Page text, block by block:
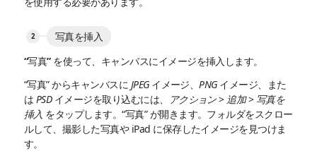
写真を挿入
“写真” を使って、キャンバスにイメージを挿入します。
“写真” からキャンバスに JPEGイメージ、PNGイメージ、また
は PSDイメージを取り込むには、 アクション> 追加> 写真を
挿入 をタップします。“写真” が開きます。フォルダをスクロー
ルして、撮影した写真や iPad に保存したイメージを見つけま
す。